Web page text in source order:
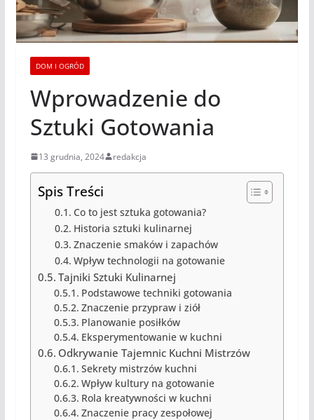
DOM I OGRÓD
Wprowadzenie do
Sztuki Gotowania
13 grudnia, 2024 redakcja
Spis Treści
Co to jest sztuka gotowania?
Historia sztuki kulinarnej
Znaczenie smaków i zapachów
Wpływ technologii na gotowanie
Tajniki Sztuki Kulinarnej
Podstawowe techniki gotowania
Znaczenie przypraw i ziół
Planowanie posiłków
Eksperymentowanie w kuchni
Odkrywanie Tajemnic Kuchni Mistrzów
Sekrety mistrzów kuchni
Wpływ kultury na gotowanie
Rola kreatywności w kuchni
Znaczenie pracy zespołowej